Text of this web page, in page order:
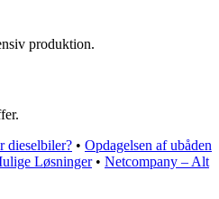
produktion.
dieselbiler? • Opdagelsen af ubåden
Løsninger• Netcompany – Alt